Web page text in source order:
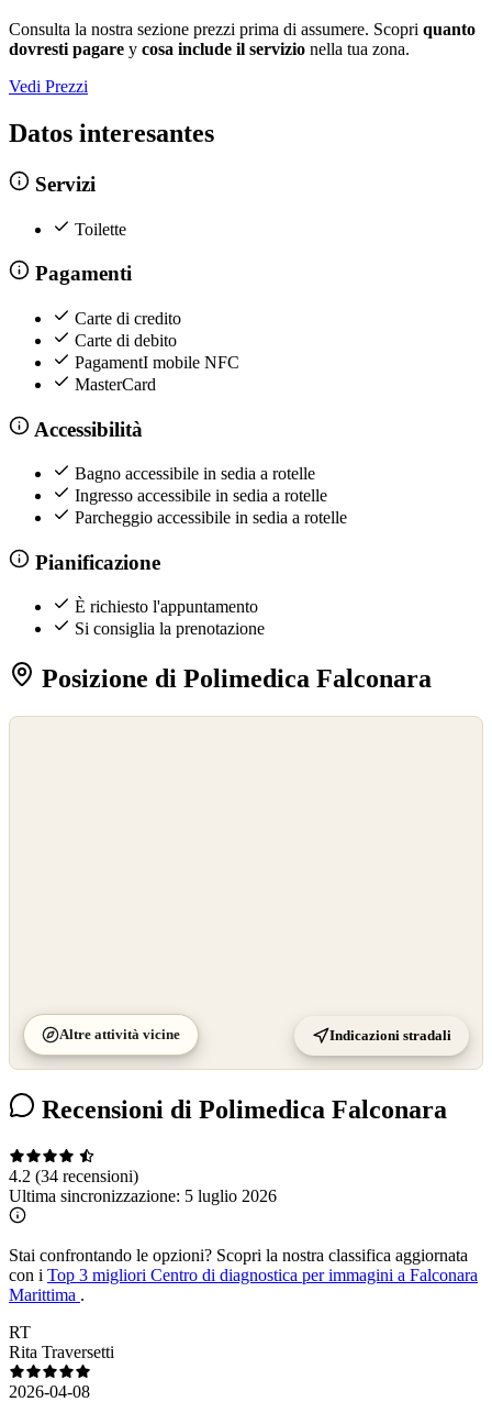
Consulta la nostra sezione prezzi prima di assumere. Scopri quanto
dovresti pagare y cosa include il servizio nella tua zona.
Vedi Prezzi
Datos interesantes
Servizi
Toilette
Pagamenti
Carte di credito
Carte di debito
PagamentI mobile NFC
MasterCard
Accessibilità
Bagno accessibile in sedia a rotelle
Ingresso accessibile in sedia a rotelle
Parcheggio accessibile in sedia a rotelle
Pianificazione
È richiesto l'appuntamento
Si consiglia la prenotazione
Posizione di Polimedica Falconara
Altre attività vicine Indicazioni stradali
Recensioni di Polimedica Falconara
4.2 (34 recensioni)
Ultima sincronizzazione: 5 luglio 2026
Stai confrontando le opzioni? Scopri la nostra classifica aggiornata
con i Top 3 migliori Centro di diagnostica per immagini a Falconara
Marittima .
RT
Rita Traversetti
2026-04-08